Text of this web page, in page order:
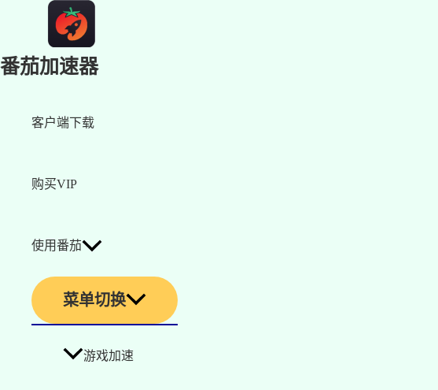
番茄加速器
客户端下载
购买VIP
使用番茄
菜单切换
游戏加速